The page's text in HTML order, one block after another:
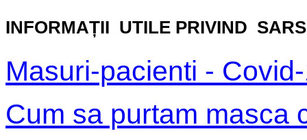
INFORMAȚII UTILE PRIVIND
Masuri-pacienti -
Cum sa purtam masca